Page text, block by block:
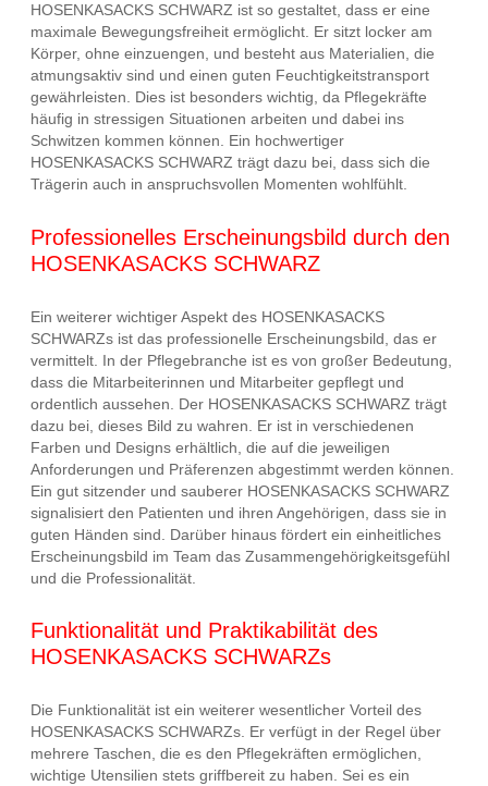
HOSENKASACKS SCHWARZ ist so gestaltet, dass er eine
maximale Bewegungsfreiheit ermöglicht. Er sitzt locker am
Körper, ohne einzuengen, und besteht aus Materialien, die
atmungsaktiv sind und einen guten Feuchtigkeitstransport
gewährleisten. Dies ist besonders wichtig, da Pflegekräfte
häufig in stressigen Situationen arbeiten und dabei ins
Schwitzen kommen können. Ein hochwertiger
HOSENKASACKS SCHWARZ trägt dazu bei, dass sich die
Trägerin auch in anspruchsvollen Momenten wohlfühlt.
Professionelles Erscheinungsbild durch den
HOSENKASACKS SCHWARZ
Ein weiterer wichtiger Aspekt des HOSENKASACKS
SCHWARZs ist das professionelle Erscheinungsbild, das er
vermittelt. In der Pflegebranche ist es von großer Bedeutung,
dass die Mitarbeiterinnen und Mitarbeiter gepflegt und
ordentlich aussehen. Der HOSENKASACKS SCHWARZ trägt
dazu bei, dieses Bild zu wahren. Er ist in verschiedenen
Farben und Designs erhältlich, die auf die jeweiligen
Anforderungen und Präferenzen abgestimmt werden können.
Ein gut sitzender und sauberer HOSENKASACKS SCHWARZ
signalisiert den Patienten und ihren Angehörigen, dass sie in
guten Händen sind. Darüber hinaus fördert ein einheitliches
Erscheinungsbild im Team das Zusammengehörigkeitsgefühl
und die Professionalität.
Funktionalität und Praktikabilität des
HOSENKASACKS SCHWARZs
Die Funktionalität ist ein weiterer wesentlicher Vorteil des
HOSENKASACKS SCHWARZs. Er verfügt in der Regel über
mehrere Taschen, die es den Pflegekräften ermöglichen,
wichtige Utensilien stets griffbereit zu haben. Sei es ein